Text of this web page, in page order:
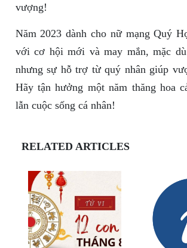
vượng!
Năm 2023 dành cho nữ mạng Quý
với cơ hội mới và may mắn, mặc
nhưng sự hỗ trợ từ quý nhân giúp
Hãy tận hưởng một năm thăng hoa
lẫn cuộc sống cá nhân!
RELATED ARTICLES